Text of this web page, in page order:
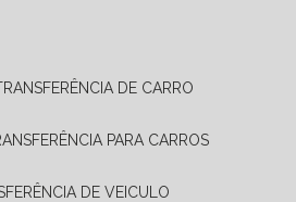
DE CARRO
PARA CARROS
DE VEICULO